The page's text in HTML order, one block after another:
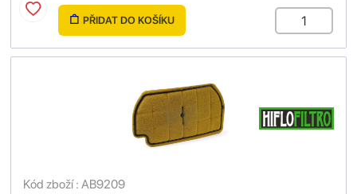
PŘIDAT DO KOŠÍKU
Kód zboží : AB9209